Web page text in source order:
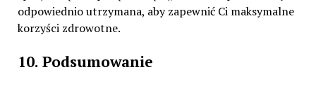
odpowiednio utrzymana, aby zapewnić Ci maksymalne
korzyści zdrowotne.
10. Podsumowanie